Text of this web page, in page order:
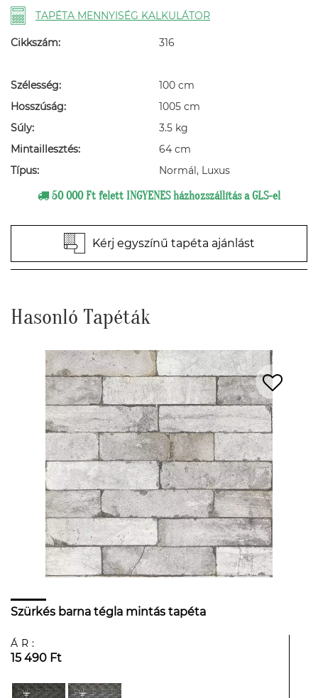
TAPÉTA MENNYISÉG KALKULÁTOR
Cikkszám: 316
Szélesség:
100 cm
Hosszúság:
1005 cm
Súly:
3.5 kg
Mintaillesztés:
64 cm
Típus:
Normál, Luxus
50 000 Ft felett INGYENES házhozszállítás a GLS-el
Kérj egyszínű tapéta ajánlást
Hasonló Tapéták
Szürkés barna tégla mintás tapéta
ÁR:
15 490 Ft